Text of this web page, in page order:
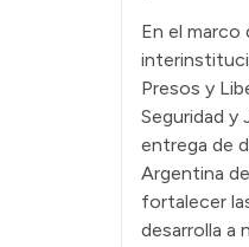
En el
Presos y
Seguridad y
entrega de
Argentina
fortalecer
desarrolla a